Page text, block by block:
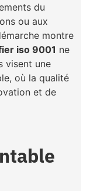
du
ou aux
montre
iso 9001 ne
visent une
où la qualité
et de